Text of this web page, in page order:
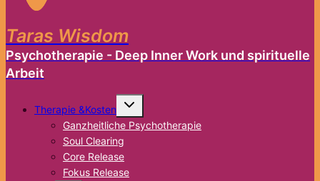
Taras Wisdom
Psychotherapie - Deep Inner Work und spirituelle
Arbeit
Therapie &Kosten
Untermenü
Ganzheitliche Psychotherapie
Soul Clearing
Core Release
Fokus Release